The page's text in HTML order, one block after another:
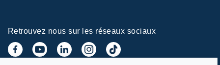
Retrouvez nous sur les réseaux sociaux